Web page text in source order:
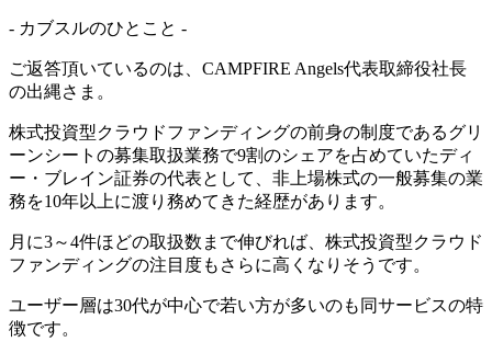
- カブスルのひとこと -
ご返答頂いているのは、CAMPFIRE Angels代表取締役社長
の出縄さま。
株式投資型クラウドファンディングの前身の制度であるグリ
ーンシートの募集取扱業務で9割のシェアを占めていたディ
ー・ブレイン証券の代表として、 非上場株式の一般募集の業
務を10年以上に渡り務めてきた経歴があります。
月に3～4件ほどの取扱数まで伸びれば、株式投資型クラウド
ファンディングの注目度もさらに高くなりそうです。
ユーザー層は30代が中心で若い方が多いのも同サービスの特
徴です。